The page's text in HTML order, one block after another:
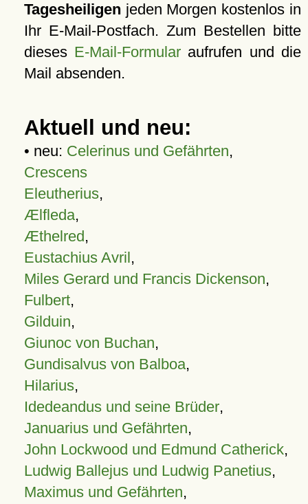
Tagesheiligen jeden Morgen kostenlos in
Ihr E-Mail-Postfach. Zum Bestellen bitte
dieses E-Mail-Formular aufrufen und die
Mail absenden.
Aktuell und neu:
• neu: Celerinus und Gefährten,
Crescens
Eleutherius,
Ælfleda,
Æthelred,
Eustachius Avril,
Miles Gerard und Francis Dickenson,
Fulbert,
Gilduin,
Giunoc von Buchan,
Gundisalvus von Balboa,
Hilarius,
Idedeandus und seine Brüder,
Januarius und Gefährten,
John Lockwood und Edmund Catherick,
Ludwig Ballejus und Ludwig Panetius,
Maximus und Gefährten,